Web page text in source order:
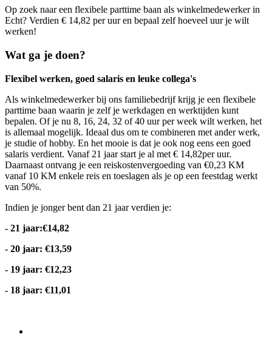
Op zoek naar een flexibele parttime baan als winkelmedewerker in
Echt? Verdien € 14,82 per uur en bepaal zelf hoeveel uur je wilt
werken!
Wat ga je doen?
Flexibel werken, goed salaris en leuke collega's
Als winkelmedewerker bij ons familiebedrijf krijg je een flexibele
parttime baan waarin je zelf je werkdagen en werktijden kunt
bepalen. Of je nu 8, 16, 24, 32 of 40 uur per week wilt werken, het
is allemaal mogelijk. Ideaal dus om te combineren met ander werk,
je studie of hobby. En het mooie is dat je ook nog eens een goed
salaris verdient. Vanaf 21 jaar start je al met € 14,82per uur.
Daarnaast ontvang je een reiskostenvergoeding van €0,23 KM
vanaf 10 KM enkele reis en toeslagen als je op een feestdag werkt
van 50%.
Indien je jonger bent dan 21 jaar verdien je:
- 21 jaar:€14,82
- 20 jaar: €13,59
- 19 jaar: €12,23
- 18 jaar: €11,01